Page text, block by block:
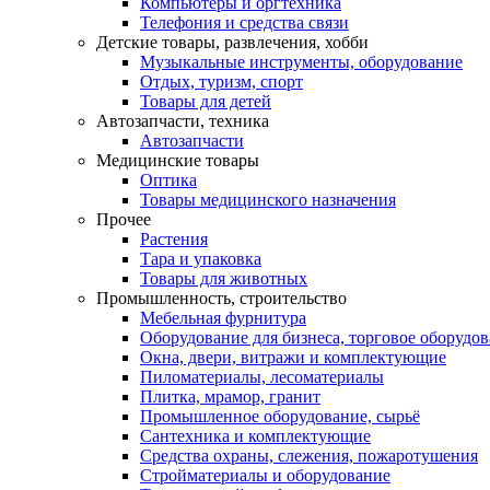
Телефония и средства связи
Детские товары, развлечения, хобби
Музыкальные инструменты, оборудование
Отдых, туризм, спорт
Товары для детей
Автозапчасти, техника
Автозапчасти
Медицинские товары
Оптика
Товары медицинского назначения
Прочее
Растения
Тара и упаковка
Товары для животных
Промышленность, строительство
Мебельная фурнитура
Оборудование для бизнеса, торговое
Окна, двери, витражи и комплектующие
Пиломатериалы, лесоматериалы
Плитка, мрамор, гранит
Промышленное оборудование, сырьё
Сантехника и комплектующие
Средства охраны, слежения, пожаротушения
Стройматериалы и оборудование